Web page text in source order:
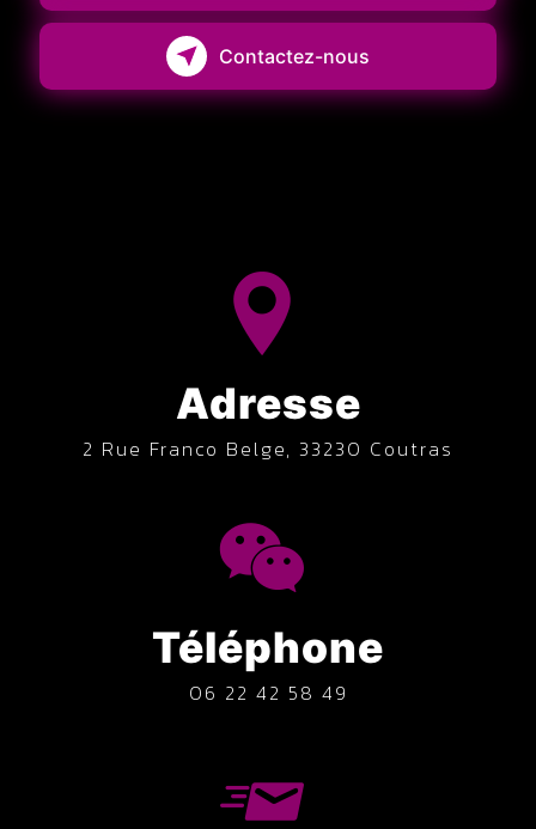
Contactez-nous
Adresse
2 Rue Franco Belge, 33230 Coutras
Téléphone
06 22 42 58 49